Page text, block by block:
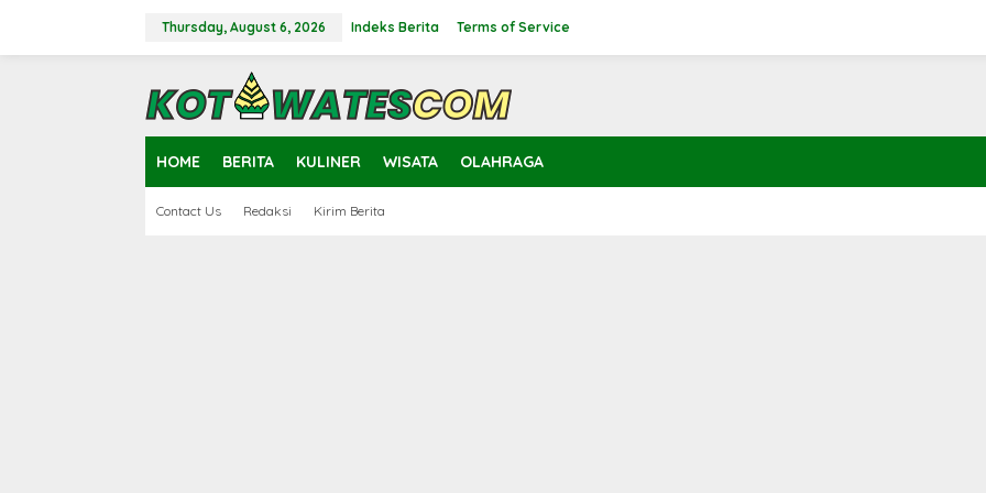
Thursday, August 6, 2026 Indeks Berita Terms of Service
HOME BERITA KULINER WISATA OLAHRAGA
Contact Us Redaksi Kirim Berita